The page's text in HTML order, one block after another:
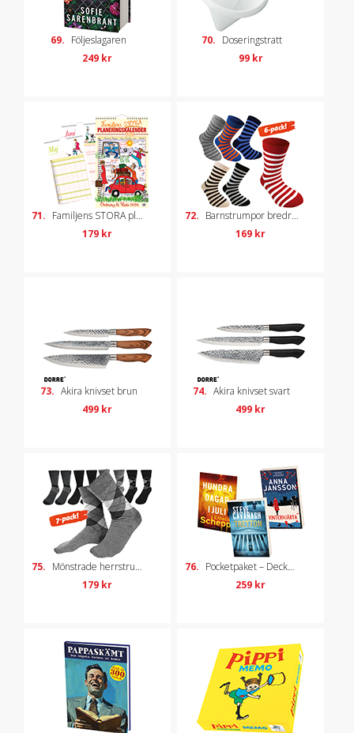
69. Följeslagaren
249 kr
70. Doseringstratt
99 kr
71. Familjens STORA planeringskalender 2026
179 kr
72. Barnstrumpor bredrandiga, 6-pack, strl 31-35
169 kr
73. Akira knivset brun
499 kr
74. Akira knivset svart
499 kr
75. Mönstrade herrstrumpor, 7-pack, strl 41-45
179 kr
76. Pocketpaket – Deckare
259 kr